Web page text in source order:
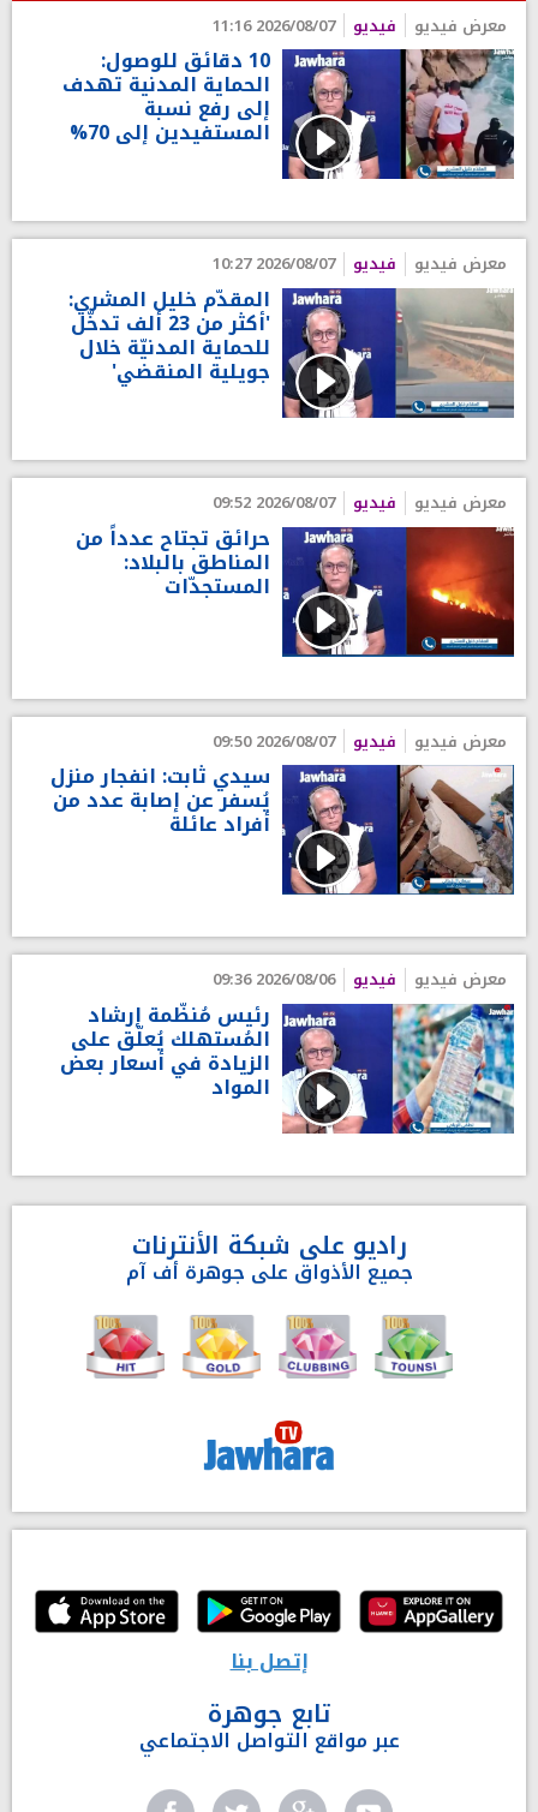
معرض فيديو فيديو 2026/08/07 11:16
10 دقائق للوصول:
الحماية المدنية تهدف
إلى رفع نسبة
المستفيدين إلى 70%
معرض فيديو فيديو 2026/08/07 10:27
المقدّم خليل المشري:
'أكثر من 23 ألف تدخّل
للحماية المدنيّة خلال
جويلية المنقضي'
معرض فيديو فيديو 2026/08/07 09:52
حرائق تجتاح عدداً من
المناطق بالبلاد:
المستجدّات
معرض فيديو فيديو 2026/08/07 09:50
سيدي ثابت: انفجار منزل
يُسفر عن إصابة عدد من
أفراد عائلة
معرض فيديو فيديو 2026/08/06 09:36
رئيس مُنظّمة إرشاد
المُستهلك يُعلّق على
الزيادة في أسعار بعض
المواد
راديو على شبكة الأنترنات
جميع الأذواق على جوهرة أف آم
إتصل بنا
تابع جوهرة
عبر مواقع التواصل الاجتماعي